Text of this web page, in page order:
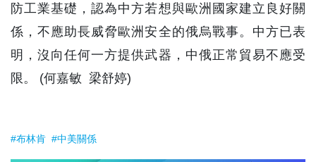
防工業基礎，認為中方若想與歐洲國家建立良好關
係，不應助長威脅歐洲安全的俄烏戰事。中方已表
明，沒向任何一方提供武器，中俄正常貿易不應受
限。 (何嘉敏 梁舒婷)
#布林肯 #中美關係